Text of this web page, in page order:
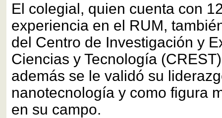
El colegial, quien cuenta con
experiencia en el RUM,
del Centro de Investigación y
Ciencias y Tecnología
además se le validó su
nanotecnología y como figura
en su campo.